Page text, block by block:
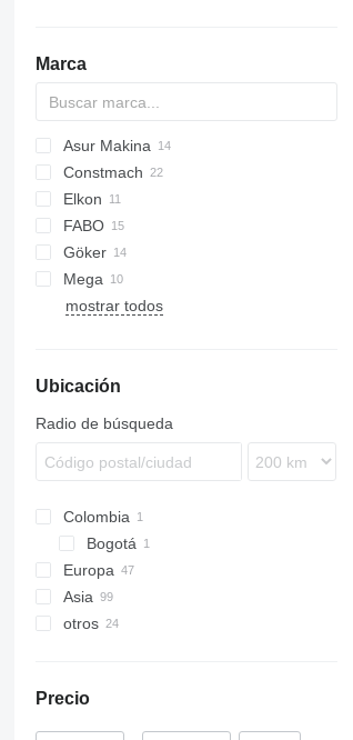
Marca
Asur Makina
2.5
3.5
5.5
MobKing
Constmach
30
60
100
120
Elkon
FABO
Turbomix
Göker
Mega
Arocs
M60
M1
FM
mostrar todos
Ubicación
Radio de búsqueda
Colombia
Bogotá
Europa
Alemania
Portugal
Asia
Turquía
otros
Somalia
Precio